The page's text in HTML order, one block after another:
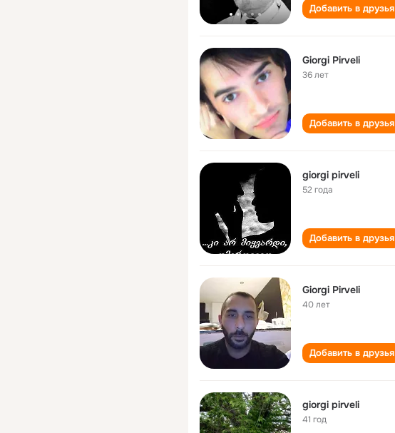
Добавить в друзья
Giorgi Pirveli
36 лет
Добавить в друзья
giorgi pirveli
52 года
Добавить в друзья
Giorgi Pirveli
40 лет
Добавить в друзья
giorgi pirveli
41 год